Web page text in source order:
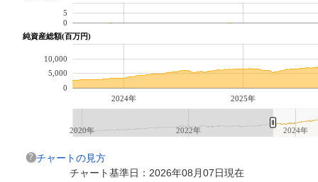
0
5
純資産総額(百万円)
2024年 2025年
0
5,000
10,000
2020年 2022年 2024年
チャートの見方
チャート基準日：2026年08月07日現在